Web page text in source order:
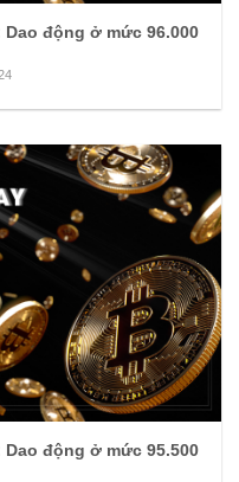
động ở mức 96.000
động ở mức 95.500